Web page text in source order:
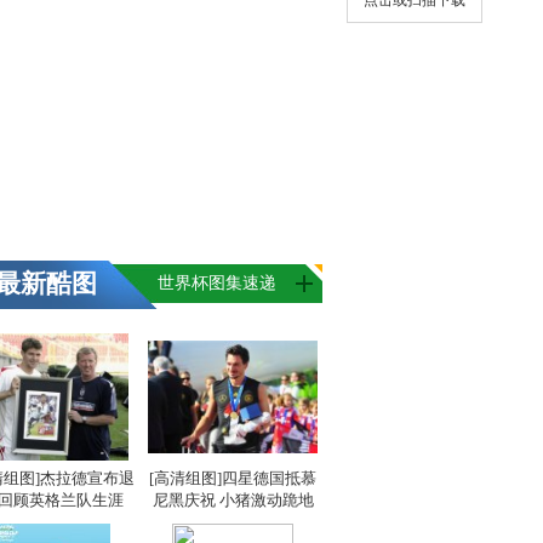
新酷图 世界杯图集速递
图]杰拉德宣布退
顾英格兰队生涯
[高清组图]四星德国抵慕
尼黑庆祝 小猪激动跪地